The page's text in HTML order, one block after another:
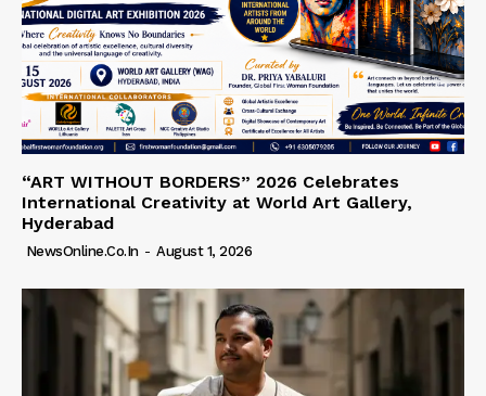
“ART WITHOUT BORDERS” 2026 Celebrates
International Creativity at World Art Gallery,
Hyderabad
NewsOnline.co.in - August 1, 2026